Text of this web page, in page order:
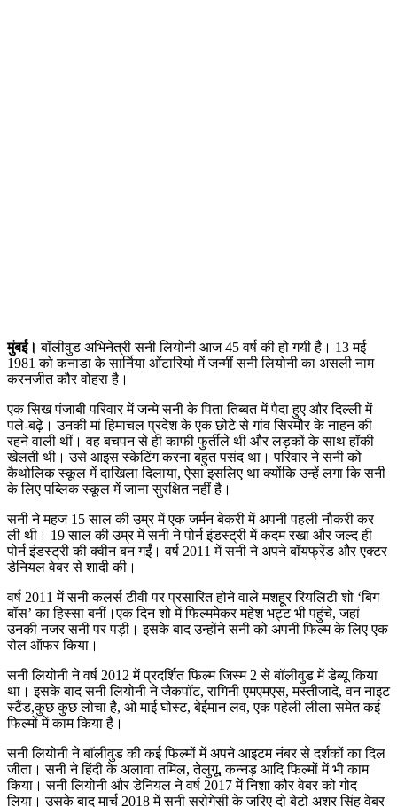
मुंबई। बॉलीवुड अभिनेत्री सनी लियोनी आज 45 वर्ष की हो गयी है। 13 मई
1981 को कनाडा के सार्निया ओंटारियो में जन्मीं सनी लियोनी का असली नाम
करनजीत कौर वोहरा है।
एक सिख पंजाबी परिवार में जन्मे सनी के पिता तिब्बत में पैदा हुए और दिल्ली में
पले-बढ़े। उनकी मां हिमाचल प्रदेश के एक छोटे से गांव सिरमौर के नाहन की
रहने वाली थीं। वह बचपन से ही काफी फुर्तीले थी और लड़कों के साथ हॉकी
खेलती थी। उसे आइस स्केटिंग करना बहुत पसंद था। परिवार ने सनी को
कैथोलिक स्कूल में दाखिला दिलाया, ऐसा इसलिए था क्योंकि उन्हें लगा कि सनी
के लिए पब्लिक स्कूल में जाना सुरक्षित नहीं है।
सनी ने महज 15 साल की उम्र में एक जर्मन बेकरी में अपनी पहली नौकरी कर
ली थी। 19 साल की उम्र में सनी ने पोर्न इंडस्ट्री में कदम रखा और जल्द ही
पोर्न इंडस्ट्री की क्वीन बन गईं। वर्ष 2011 में सनी ने अपने बॉयफ्रेंड और एक्टर
डेनियल वेबर से शादी की।
वर्ष 2011 में सनी कलर्स टीवी पर प्रसारित होने वाले मशहूर रियलिटी शो ‘बिग
बॉस’ का हिस्सा बनीं।एक दिन शो में फिल्ममेकर महेश भट्ट भी पहुंचे, जहां
उनकी नजर सनी पर पड़ी। इसके बाद उन्होंने सनी को अपनी फिल्म के लिए एक
रोल ऑफर किया।
सनी लियोनी ने वर्ष 2012 में प्रदर्शित फिल्म जिस्म 2 से बॉलीवुड में डेब्यू किया
था। इसके बाद सनी लियोनी ने जैकपॉट, रागिनी एमएमएस, मस्तीजादे, वन नाइट
स्टैंड,कुछ कुछ लोचा है, ओ माई घोस्ट, बेईमान लव, एक पहेली लीला समेत कई
फिल्मों में काम किया है।
सनी लियोनी ने बॉलीवुड की कई फिल्मों में अपने आइटम नंबर से दर्शकों का दिल
जीता। सनी ने हिंदी के अलावा तमिल, तेलुगू, कन्नड़ आदि फिल्मों में भी काम
किया। सनी लियोनी और डेनियल ने वर्ष 2017 में निशा कौर वेबर को गोद
लिया। उसके बाद मार्च 2018 में सनी सरोगेसी के जरिए दो बेटों अशर सिंह वेबर